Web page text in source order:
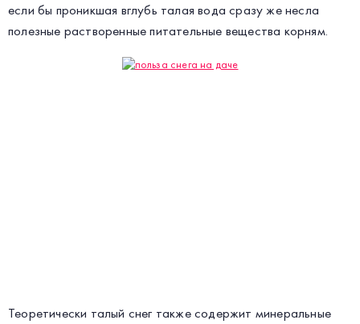
если бы проникшая вглубь талая вода сразу же несла
полезные растворенные питательные вещества корням.
Теоретически талый снег также содержит минеральные